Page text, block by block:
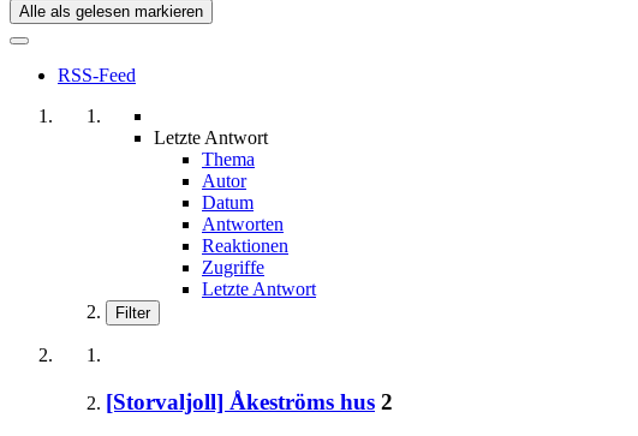
Alle als gelesen markieren
RSS-Feed
Letzte Antwort
Thema
Autor
Datum
Antworten
Reaktionen
Zugriffe
Letzte Antwort
Filter
[Storvaljoll] Åkeströms hus 2